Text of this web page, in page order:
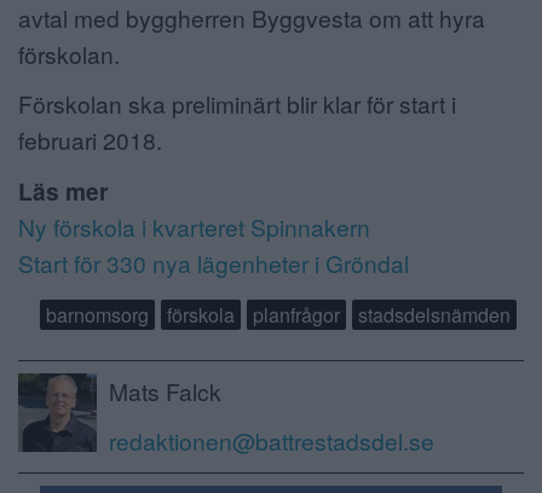
avtal med byggherren Byggvesta om att hyra
förskolan.
Förskolan ska preliminärt blir klar för start i
februari 2018.
Läs mer
Ny förskola i kvarteret Spinnakern
Start för 330 nya lägenheter i Gröndal
barnomsorg förskola planfrågor stadsdelsnämden
Mats Falck
redaktionen@battrestadsdel.se